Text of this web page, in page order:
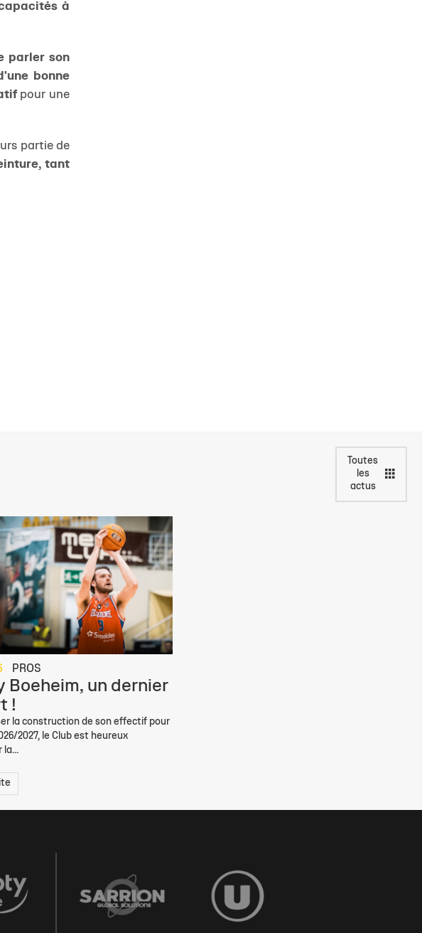
à
parler son
bonne
pour une
partie de
tant
Toutes
les
actus
PROS
Boeheim, un dernier
!
la construction de son effectif pour
2027, le Club est heureux
la...